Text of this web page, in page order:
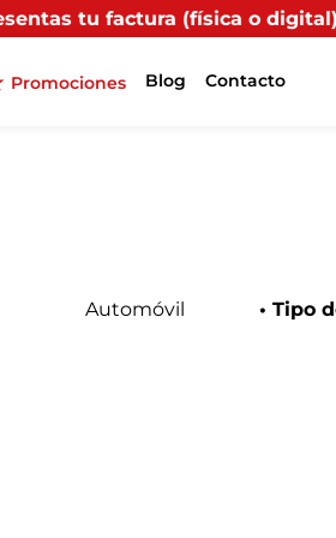
o digital) en uno de
Promociones Blog Contacto
Automóvil • Tipo